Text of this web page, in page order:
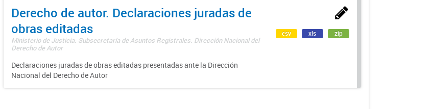
Derecho de autor. Declaraciones juradas de
obras editadas
Ministerio de Justicia. Subsecretaría de Asuntos Registrales. Dirección Nacional del
Derecho de Autor
Declaraciones juradas de obras editadas presentadas ante la Dirección
Nacional del Derecho de Autor
csv xls zip